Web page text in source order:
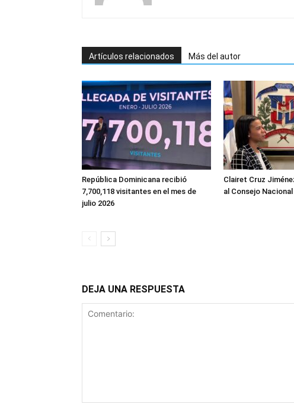
Artículos relacionados Más del autor
República Dominicana recibió
7,700,118 visitantes en el mes de
julio 2026
Clairet Cruz
al Consejo
DEJA UNA RESPUESTA